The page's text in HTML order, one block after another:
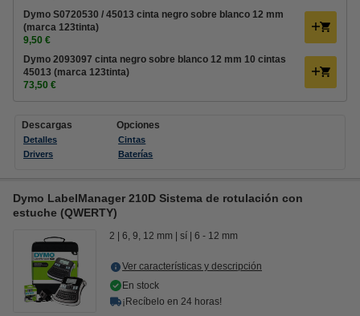
Dymo S0720530 / 45013 cinta negro sobre blanco 12 mm
(marca 123tinta)
9,50 €
Dymo 2093097 cinta negro sobre blanco 12 mm 10 cintas
45013 (marca 123tinta)
73,50 €
Descargas
Detalles
Drivers
Opciones
Cintas
Baterías
Dymo LabelManager 210D Sistema de rotulación con
estuche (QWERTY)
2 6, 9, 12 mm sí 6 - 12 mm
Ver características y descripción
En stock
¡Recíbelo en 24 horas!